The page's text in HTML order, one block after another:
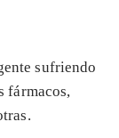
sufriendo
fármacos,